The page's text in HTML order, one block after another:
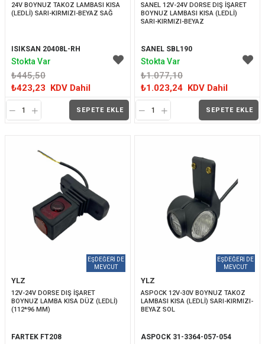
24V BOYNUZ TAKOZ LAMBASI KISA
(LEDLİ) SARI-KIRMIZI-BEYAZ SAĞ
ISIKSAN 20408L-RH
₺445,50
₺423,23 KDV Dahil
SEPETE EKLE
Stokta Var
SANEL 12V-24V DORSE DIŞ İŞARET
BOYNUZ LAMBASI KISA (LEDLİ)
SARI-KIRMIZI-BEYAZ
SANEL SBL190
₺1.077,10
₺1.023,24 KDV Dahil
SEPETE EKLE
Stokta Var
YLZ
12V-24V DORSE DIŞ İŞARET
BOYNUZ LAMBA KISA DÜZ (LEDLİ)
(112*96 MM)
FARTEK FT208
YLZ
ASPOCK 12V-30V BOYNUZ TAKOZ
LAMBASI KISA (LEDLİ) SARI-KIRMIZI-
BEYAZ SOL
ASPOCK 31-3364-057-054